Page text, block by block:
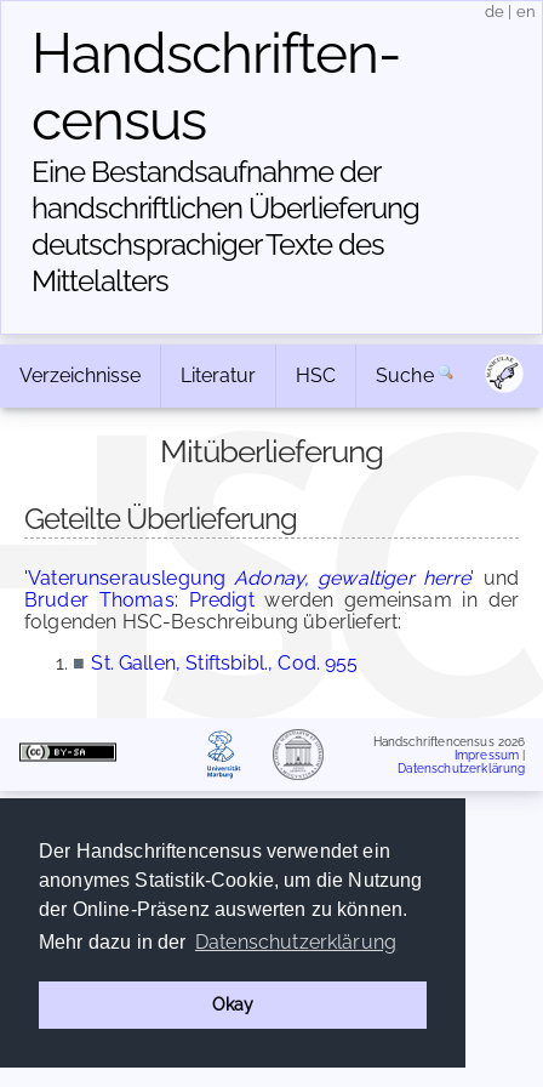
Der Handschriftencensus verwendet ein
anonymes Statistik-Cookie, um die Nutzung
der Online-Präsenz auswerten zu können.
Mehr dazu in der Datenschutzerklärung
Okay
Handschriften­
census
Eine Bestandsaufnahme der
handschriftlichen Über­lieferung
deutschsprachiger Texte des
Mittelalters
de en
Verzeichnisse Literatur HSC Suche
Mitüberlieferung
Geteilte Überlieferung
'VaterunserauslegungAdonay, gewaltiger herre' und
Bruder Thomas: Predigtwerden gemeinsam in der
folgenden HSC-Beschreibung überliefert:
■ St. Gallen, Stiftsbibl., Cod. 955
Handschriftencensus 2026
Impressum
Datenschutzerklärung